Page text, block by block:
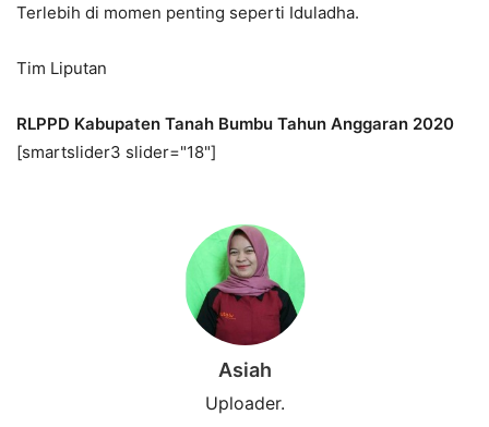
Terlebih di momen penting seperti Iduladha.
Tim Liputan
RLPPD Kabupaten Tanah Bumbu Tahun Anggaran 2020
[smartslider3 slider="18"]
Asiah
Uploader.